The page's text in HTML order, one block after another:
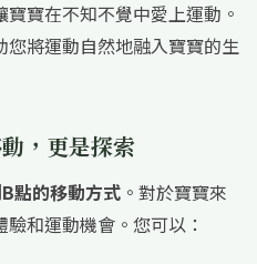
寶在不知不覺中愛上運動。
將運動自然地融入寶寶的生
，更是探索
點的移動方式 。對於寶寶來
和運動機會。您可以：